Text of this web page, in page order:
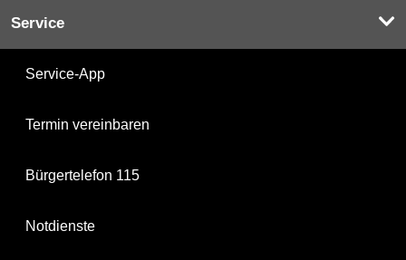
Service
Service-App
Termin vereinbaren
Bürgertelefon 115
Notdienste